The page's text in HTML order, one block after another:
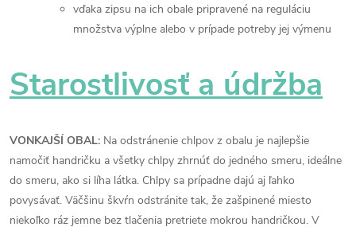
vďaka zipsu na ich obale pripravené na reguláciu
množstva výplne alebo v prípade potreby jej výmenu
Starostlivosť a údržba
VONKAJŠÍ OBAL: Na odstránenie chlpov z obalu je najlepšie
namočiť handričku a všetky chlpy zhrnúť do jedného smeru, ideálne
do smeru, ako si líha látka. Chlpy sa prípadne dajú aj ľahko
povysávať. Väčšinu škvŕn odstránite tak, že zašpinené miesto
niekoľko ráz jemne bez tlačenia pretriete mokrou handričkou. V